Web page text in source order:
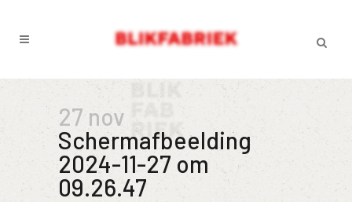
27 nov
Schermafbeelding
2024-11-27 om
09.26.47